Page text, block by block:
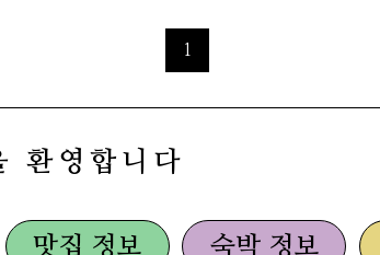
1
환영합니다
맛집 정보 숙박 정보